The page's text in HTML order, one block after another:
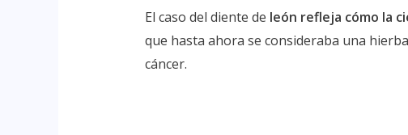
El caso del diente de león refleja cómo la
que hasta ahora se consideraba una
cáncer.